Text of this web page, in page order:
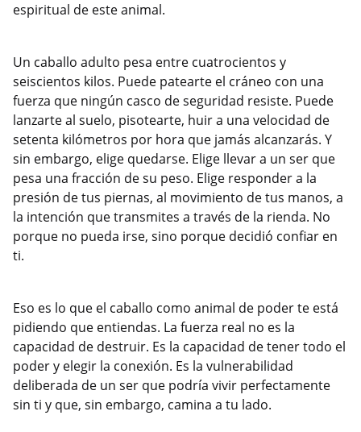
espiritual de este animal.
Un caballo adulto pesa entre cuatrocientos y
seiscientos kilos. Puede patearte el cráneo con una
fuerza que ningún casco de seguridad resiste. Puede
lanzarte al suelo, pisotearte, huir a una velocidad de
setenta kilómetros por hora que jamás alcanzarás. Y
sin embargo, elige quedarse. Elige llevar a un ser que
pesa una fracción de su peso. Elige responder a la
presión de tus piernas, al movimiento de tus manos, a
la intención que transmites a través de la rienda. No
porque no pueda irse, sino porque decidió confiar en
ti.
Eso es lo que el caballo como animal de poder te está
pidiendo que entiendas. La fuerza real no es la
capacidad de destruir. Es la capacidad de tener todo el
poder y elegir la conexión. Es la vulnerabilidad
deliberada de un ser que podría vivir perfectamente
sin ti y que, sin embargo, camina a tu lado.